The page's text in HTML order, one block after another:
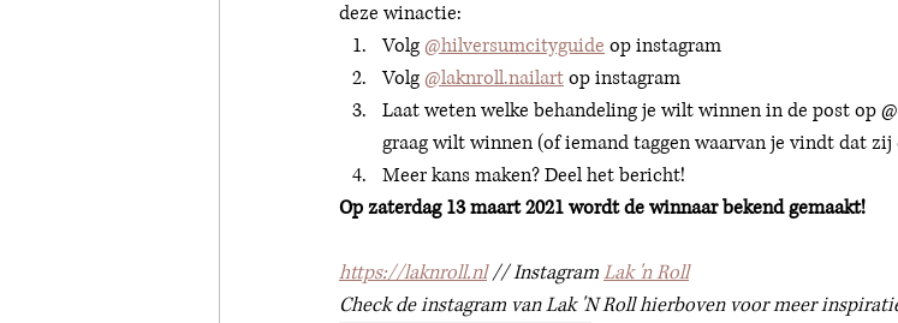
deze winactie:
Volg @hilversumcityguide op instagram
Volg @laknroll.nailartop instagram
Laat weten welke behandeling je wilt winnen in de post op
graag wilt winnen (of iemand taggen waarvan je vindt dat
Meer kans maken? Deel het bericht!
Op zaterdag 13 maart 2021 wordt de winnaar bekend gemaakt!
https://laknroll.nl // Instagram Lak 'n Roll
Check de instagram van Lak 'N Roll hierboven voor meer